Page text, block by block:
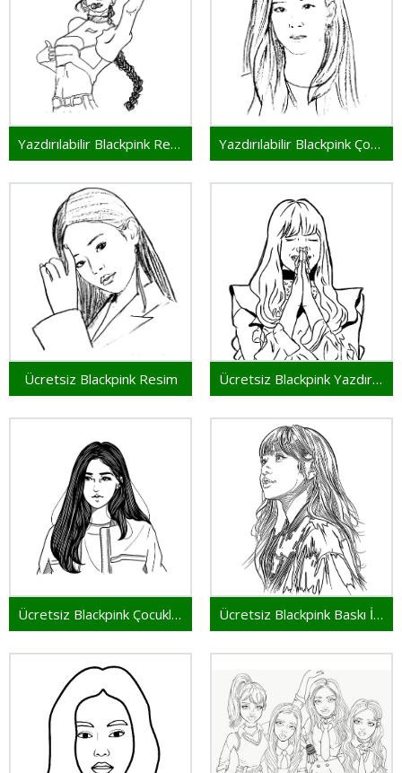
Yazdırılabilir Blackpink Resim Yazdırılabilir Blackpink Çocuklar İçin
Ücretsiz Blackpink Resim Ücretsiz Blackpink Yazdırılabilir
Ücretsiz Blackpink Çocuklar İçin Ücretsiz Blackpink Baskı İçin